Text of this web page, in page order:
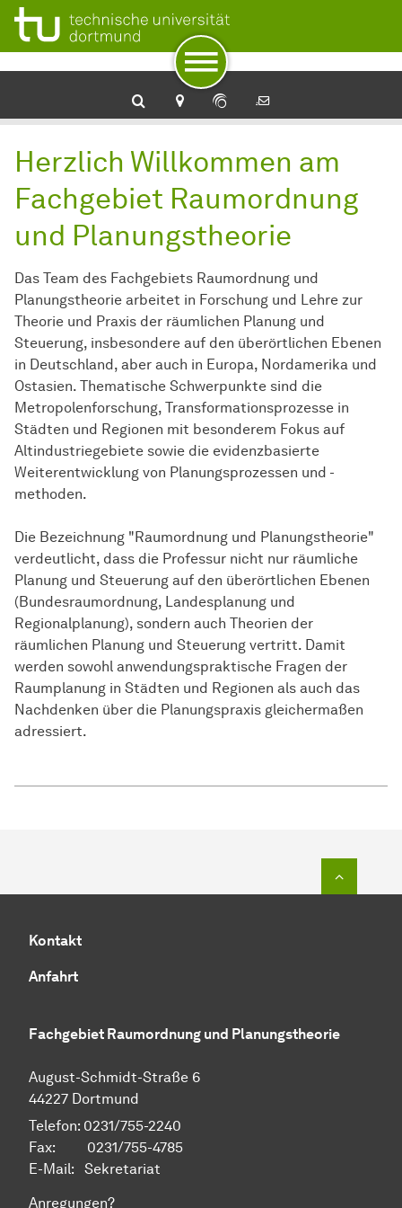
Zur Navigation
Zum Schnellzugriff
Zum Fuß der Seite mit weiteren Services
Zum Inhalt
Zur Startseite
Herzlich Willkommen am
Fachgebiet Raumordnung
und Planungstheorie
Das Team des Fachgebiets Raumordnung und
Planungstheorie arbeitet in Forschung und Lehre zur
Theorie und Praxis der räumlichen Planung und
Steuerung, insbesondere auf den überörtlichen Ebenen
in Deutschland, aber auch in Europa, Nordamerika und
Ostasien. Thematische Schwerpunkte sind die
Metropolenforschung, Transformationsprozesse in
Städten und Regionen mit besonderem Fokus auf
Altindustriegebiete sowie die evidenzbasierte
Weiterentwicklung von Planungsprozessen und -
methoden.
Die Bezeichnung "Raumordnung und Planungstheorie"
verdeutlicht, dass die Professur nicht nur räumliche
Planung und Steuerung auf den überörtlichen Ebenen
(Bundesraumordnung, Landesplanung und
Regionalplanung), sondern auch Theorien der
räumlichen Planung und Steuerung vertritt. Damit
werden sowohl anwendungspraktische Fragen der
Raumplanung in Städten und Regionen als auch das
Nachdenken über die Planungspraxis gleichermaßen
adressiert.
Kontakt
Anfahrt
Fachgebiet Raumordnung und Planungstheorie
August-Schmidt-Straße 6
44227 Dortmund
Telefon: 0231/755-2240
Fax: 0231/755-4785
E-Mail: Sekretariat
Anregungen?